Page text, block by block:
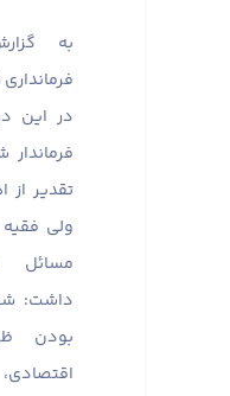
به
در این
تقدیر از
ولی
مسائل
داشت:
بودن